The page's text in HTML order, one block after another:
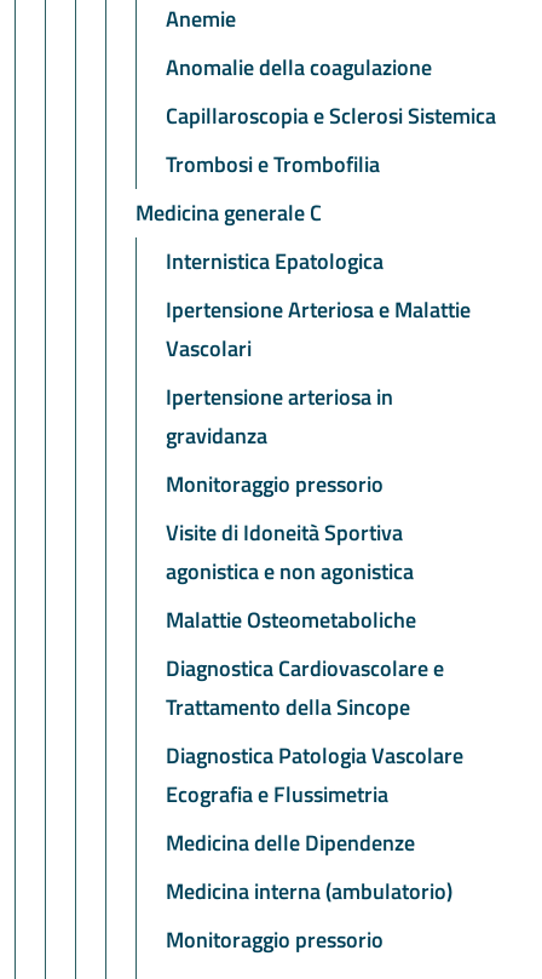
Anemie
Anomalie della coagulazione
Capillaroscopia e Sclerosi Sistemica
Trombosi e Trombofilia
Medicina generale C
Internistica Epatologica
Ipertensione Arteriosa e Malattie
Vascolari
Ipertensione arteriosa in
gravidanza
Monitoraggio pressorio
Visite di Idoneità Sportiva
agonistica e non agonistica
Malattie Osteometaboliche
Diagnostica Cardiovascolare e
Trattamento della Sincope
Diagnostica Patologia Vascolare
Ecografia e Flussimetria
Medicina delle Dipendenze
Medicina interna (ambulatorio)
Monitoraggio pressorio